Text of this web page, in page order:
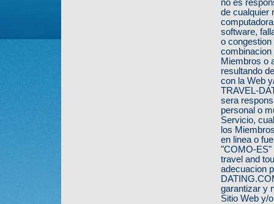
no es
de cualquier
software,
o congestion
combinacion
Miembros o
resultando
con la Web
TRAVEL-
sera
personal o
Servicio,
los
en linea o
"COMO-ES"
travel and
adecuacion
garantizar y
Sitio Web y/